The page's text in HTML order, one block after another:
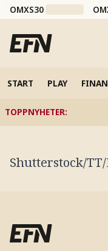
OMXS30
START PLAY
TOPPNYHETER:
Shutterstock/TT/